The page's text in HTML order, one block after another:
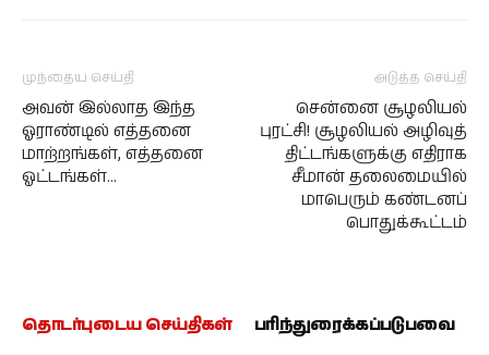
முந்தைய செய்தி
அவன் இல்லாத இந்த
ஓராண்டில் எத்தனை
மாற்றங்கள், எத்தனை
ஓட்டங்கள்…
அடுத்த செய்தி
சென்னை சூழலியல்
புரட்சி! சூழலியல் அழிவுத்
திட்டங்களுக்கு எதிராக
சீமான் தலைமையில்
மாபெரும் கண்டனப்
பொதுக்கூட்டம்
தொடர்புடைய செய்திகள் பரிந்துரைக்கப்படுபவை